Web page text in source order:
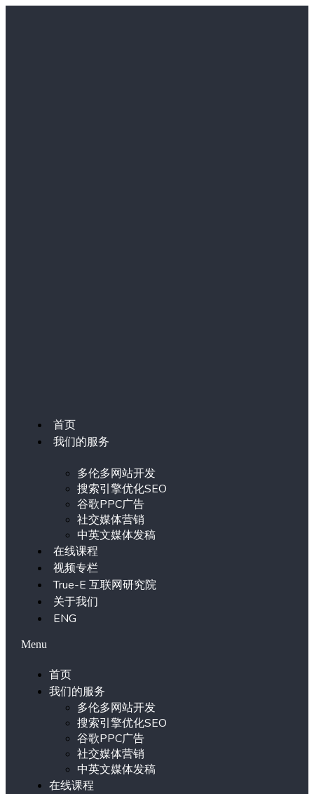
首页
我们的服务
多伦多网站开发
搜索引擎优化SEO
谷歌PPC广告
社交媒体营销
中英文媒体发稿
在线课程
视频专栏
True-E 互联网研究院
关于我们
ENG
Menu
首页
我们的服务
多伦多网站开发
搜索引擎优化SEO
谷歌PPC广告
社交媒体营销
中英文媒体发稿
在线课程